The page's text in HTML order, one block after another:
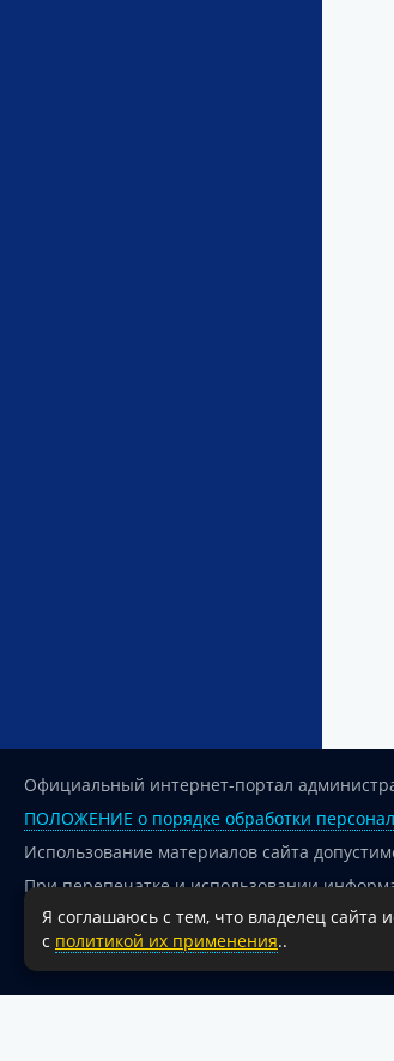
Официальный интернет-портал
ПОЛОЖЕНИЕ о порядке обработки
Использование материалов сайта
При перепечатке и использовании
Для сайтов и страниц сети Интернет
18+
Я соглашаюсь с тем, что владелец сайта
с политикой их применения..